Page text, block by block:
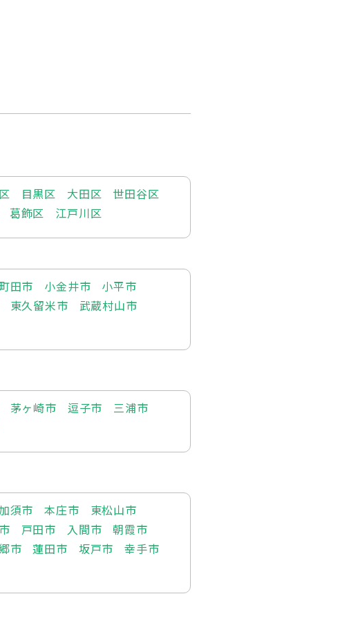
目黒区 大田区
世田谷区
葛飾区 江戸川区
町田市 小金井市
小平市
東久留米市
武蔵村山市
茅ヶ崎市 逗子市
三浦市
須市 本庄市
東松山市
戸田市 入間市
朝霞市
市 蓮田市 坂戸市
幸手市